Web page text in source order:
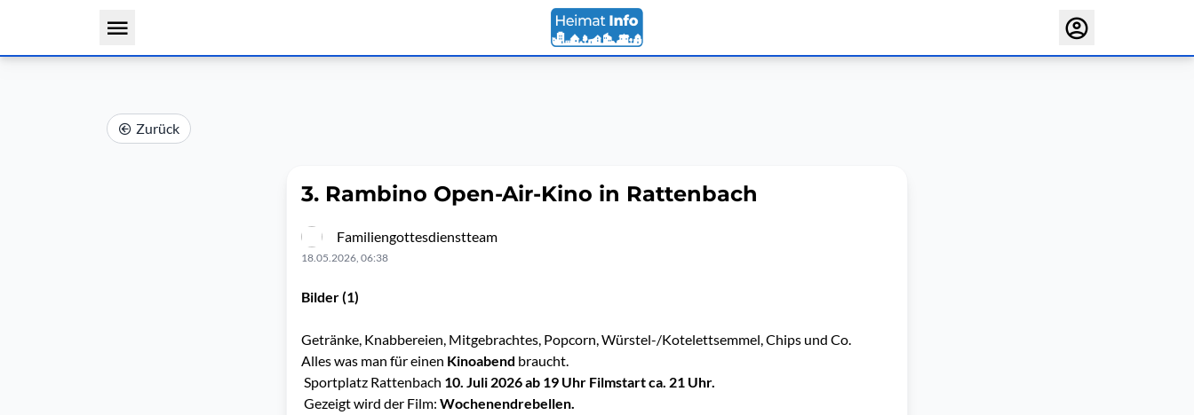
Zurück
3. Rambino Open-Air-Kino in Rattenbach
Familiengottesdienstteam
18.05.2026, 06:38
Bilder (1)
Getränke, Knabbereien, Mitgebrachtes, Popcorn, Würstel-/Kotelettsemmel, Chips und Co.
Alles was man für einen Kinoabend braucht.
Sportplatz Rattenbach 10. Juli 2026 ab 19 Uhr Filmstart ca. 21 Uhr.
Gezeigt wird der Film: Wochenendrebellen.